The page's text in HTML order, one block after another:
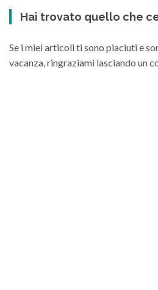
Hai trovato quello che
Se i miei articoli ti sono piaciuti e
vacanza, ringraziami lasciando un